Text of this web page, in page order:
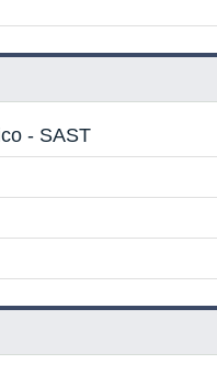
- SAST